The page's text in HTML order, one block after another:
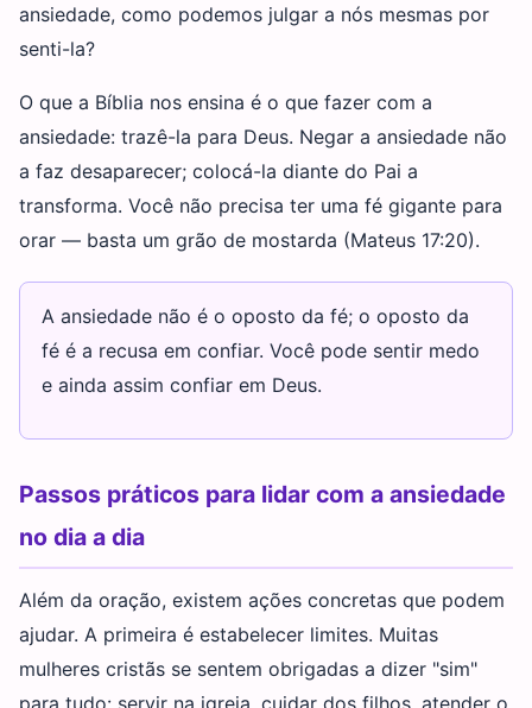
ansiedade, como podemos julgar a nós mesmas por
senti-la?
O que a Bíblia nos ensina é o que fazer com a
ansiedade: trazê-la para Deus. Negar a ansiedade não
a faz desaparecer; colocá-la diante do Pai a
transforma. Você não precisa ter uma fé gigante para
orar — basta um grão de mostarda (Mateus 17:20).
A ansiedade não é o oposto da fé; o oposto da
fé é a recusa em confiar. Você pode sentir medo
e ainda assim confiar em Deus.
Passos práticos para lidar com a ansiedade
no dia a dia
Além da oração, existem ações concretas que podem
ajudar. A primeira é estabelecer limites. Muitas
mulheres cristãs se sentem obrigadas a dizer "sim"
para tudo: servir na igreja, cuidar dos filhos, atender o